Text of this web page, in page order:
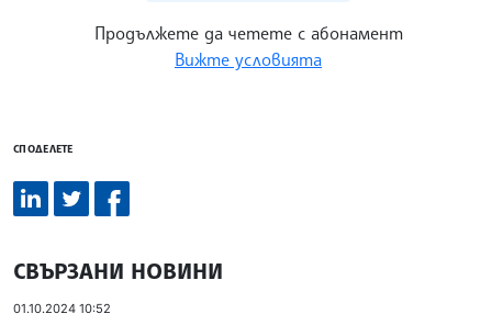
Продължете да четете с абонамент
Вижте условията
СПОДЕЛЕТЕ
СВЪРЗАНИ НОВИНИ
01.10.2024 10:52